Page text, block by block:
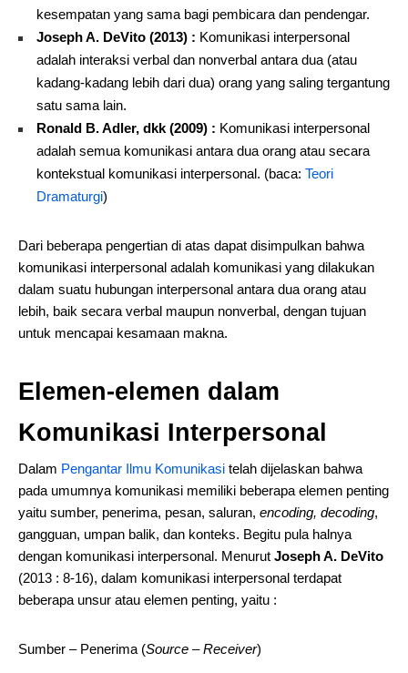
kesempatan yang sama bagi pembicara dan pendengar.
Joseph A. DeVito (2013) : Komunikasi interpersonal
adalah interaksi verbal dan nonverbal antara dua (atau
kadang-kadang lebih dari dua) orang yang saling tergantung
satu sama lain.
Ronald B. Adler, dkk (2009) : Komunikasi interpersonal
adalah semua komunikasi antara dua orang atau secara
kontekstual komunikasi interpersonal. (baca: Teori
Dramaturgi)
Dari beberapa pengertian di atas dapat disimpulkan bahwa
komunikasi interpersonal adalah komunikasi yang dilakukan
dalam suatu hubungan interpersonal antara dua orang atau
lebih, baik secara verbal maupun nonverbal, dengan tujuan
untuk mencapai kesamaan makna.
Elemen-elemen dalam
Komunikasi Interpersonal
Dalam Pengantar Ilmu Komunikasi telah dijelaskan bahwa
pada umumnya komunikasi memiliki beberapa elemen penting
yaitu sumber, penerima, pesan, saluran, encoding, decoding,
gangguan, umpan balik, dan konteks. Begitu pula halnya
dengan komunikasi interpersonal. Menurut Joseph A. DeVito
(2013 : 8-16), dalam komunikasi interpersonal terdapat
beberapa unsur atau elemen penting, yaitu :
Sumber – Penerima (Source – Receiver)